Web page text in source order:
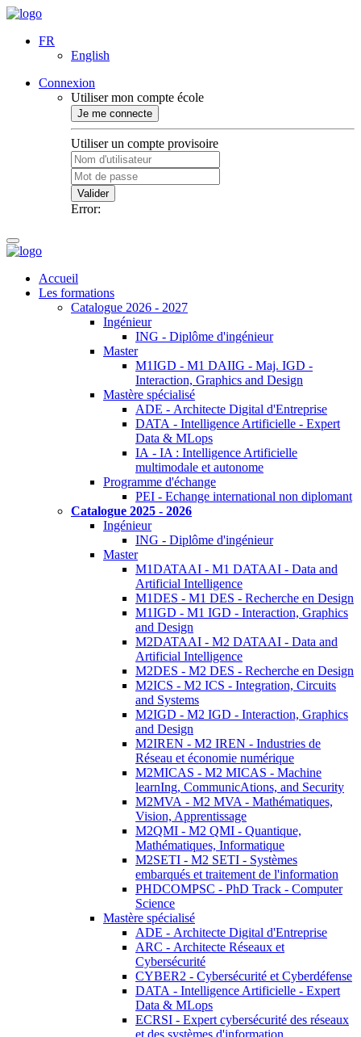
FR
English
Connexion
Utiliser mon compte école
Je me connecte
Utiliser un compte provisoire
Valider
Error:
Accueil
Les formations
Catalogue 2026 - 2027
Ingénieur
ING - Diplôme d'ingénieur
Master
M1IGD - M1 DAIIG - Maj. IGD -
Interaction, Graphics and Design
Mastère spécialisé
ADE - Architecte Digital d'Entreprise
DATA - Intelligence Artificielle - Expert
Data & MLops
IA - IA : Intelligence Artificielle
multimodale et autonome
Programme d'échange
PEI - Echange international non diplomant
Catalogue 2025 - 2026
Ingénieur
ING - Diplôme d'ingénieur
Master
M1DATAAI - M1 DATAAI - Data and
Artificial Intelligence
M1DES - M1 DES - Recherche en Design
M1IGD - M1 IGD - Interaction, Graphics
and Design
M2DATAAI - M2 DATAAI - Data and
Artificial Intelligence
M2DES - M2 DES - Recherche en Design
M2ICS - M2 ICS - Integration, Circuits
and Systems
M2IGD - M2 IGD - Interaction, Graphics
and Design
M2IREN - M2 IREN - Industries de
Réseau et économie numérique
M2MICAS - M2 MICAS - Machine
learnIng, CommunicAtions, and Security
M2MVA - M2 MVA - Mathématiques,
Vision, Apprentissage
M2QMI - M2 QMI - Quantique,
Mathématiques, Informatique
M2SETI - M2 SETI - Systèmes
embarqués et traitement de l'information
PHDCOMPSC - PhD Track - Computer
Science
Mastère spécialisé
ADE - Architecte Digital d'Entreprise
ARC - Architecte Réseaux et
Cybersécurité
CYBER2 - Cybersécurité et Cyberdéfense
DATA - Intelligence Artificielle - Expert
Data & MLops
ECRSI - Expert cybersécurité des réseaux
et des systèmes d'information